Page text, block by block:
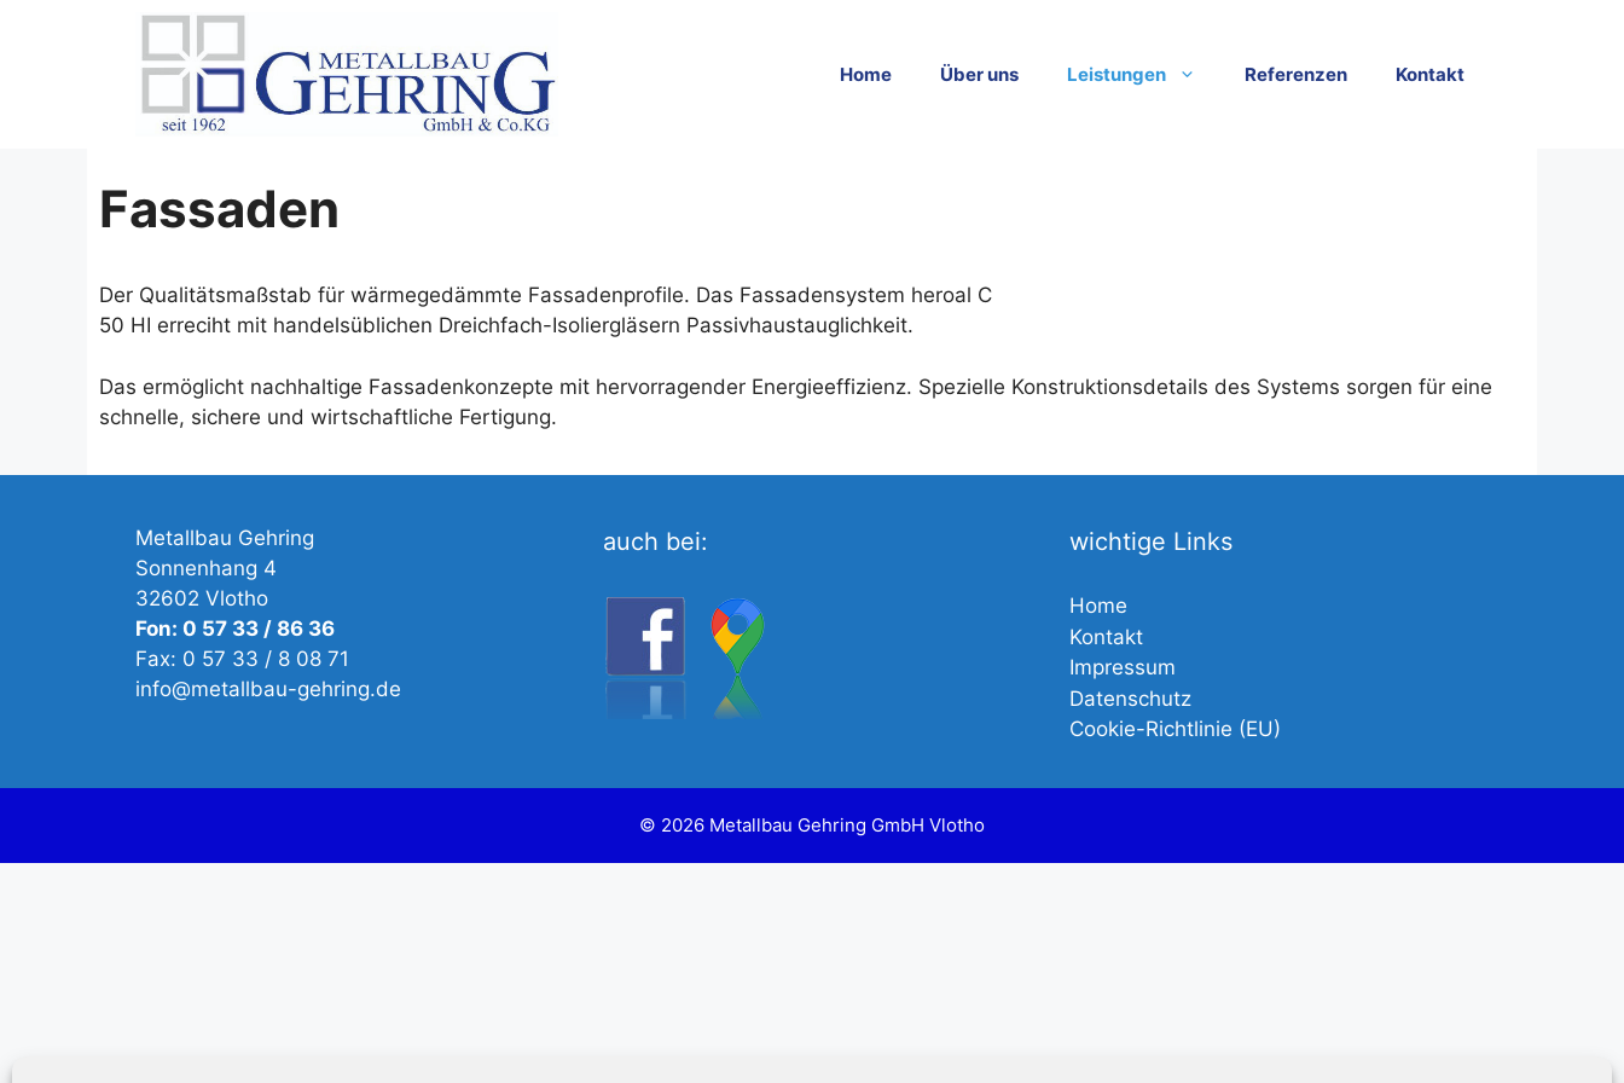
Home Über uns Leistungen Referenzen Kontakt
Fassaden
Der Qualitätsmaßstab für wärmegedämmte Fassadenprofile. Das Fassadensystem heroal C
50 HI erreciht mit handelsüblichen Dreichfach-Isoliergläsern Passivhaustauglichkeit.
Das ermöglicht nachhaltige Fassadenkonzepte mit hervorragender Energieeffizienz. Spezielle Konstruktionsdetails des Systems sorgen für eine
schnelle, sichere und wirtschaftliche Fertigung.
Metallbau Gehring
Sonnenhang 4
32602 Vlotho
Fon: 0 57 33 / 86 36
Fax: 0 57 33 / 8 08 71
info@metallbau-gehring.de
auch bei: wichtige Links
Home
Kontakt
Impressum
Datenschutz
Cookie-Richtlinie (EU)
© 2026 Metallbau Gehring GmbH Vlotho